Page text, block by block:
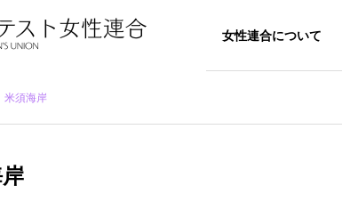
女性連合について
須海岸